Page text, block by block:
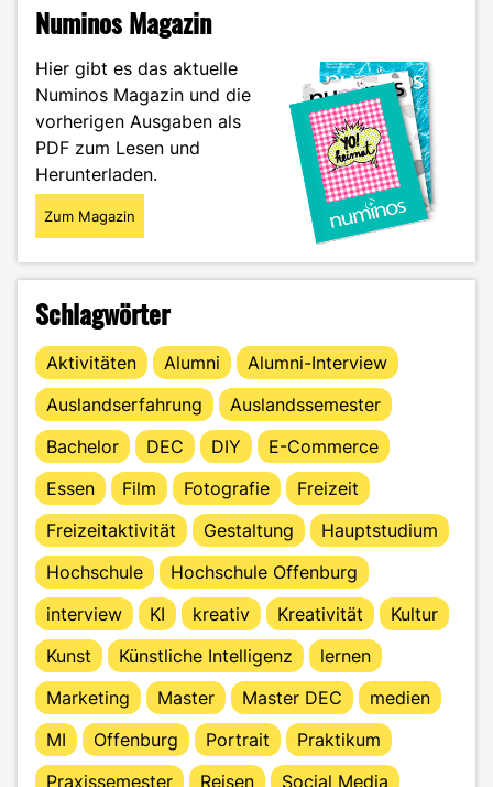
Numinos Magazin
Hier gibt es das aktuelle
Numinos Magazin und die
vorherigen Ausgaben als
PDF zum Lesen und
Herunterladen.
Zum Magazin
Schlagwörter
Aktivitäten Alumni
Alumni-Interview
Auslandserfahrung
Auslandssemester
Bachelor
DEC DIY
E-Commerce
Essen
Film Fotografie
Freizeit
Freizeitaktivität
Gestaltung
Hauptstudium
Hochschule
Hochschule Offenburg
interview
KI kreativ Kreativität
Kultur
Kunst
Künstliche Intelligenz
lernen
Marketing
Master Master DEC
medien
MI
Offenburg Portrait
Praktikum
Praxissemester
Reisen Social Media